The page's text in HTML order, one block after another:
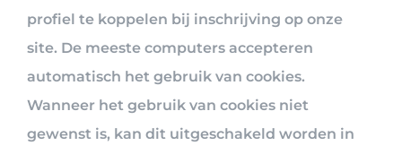
profiel te koppelen bij inschrijving op onze
site. De meeste computers accepteren
automatisch het gebruik van cookies.
Wanneer het gebruik van cookies niet
gewenst is, kan dit uitgeschakeld worden in